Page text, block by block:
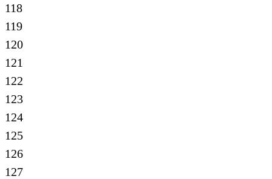
118
119
120
121
122
123
124
125
126
127